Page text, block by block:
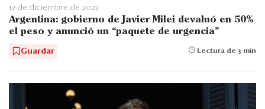
12 de diciembre de 2023
Argentina: gobierno de Javier Milei devaluó en 50%
el peso y anunció un “paquete de urgencia”
Guardar Lectura de 3 min